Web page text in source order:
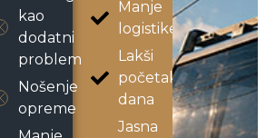
kao
dodatni
problem
Nošenje
opreme
Manje
logistike
Lakši
početak
dana
Jasna